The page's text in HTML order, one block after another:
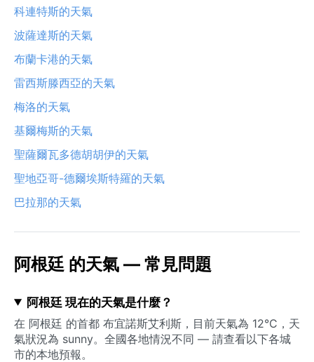
科連特斯的天氣
波薩達斯的天氣
布蘭卡港的天氣
雷西斯滕西亞的天氣
梅洛的天氣
基爾梅斯的天氣
聖薩爾瓦多德胡胡伊的天氣
聖地亞哥-德爾埃斯特羅的天氣
巴拉那的天氣
阿根廷 的天氣 — 常見問題
阿根廷 現在的天氣是什麼？
在 阿根廷 的首都 布宜諾斯艾利斯，目前天氣為 12°C，天
氣狀況為 sunny。全國各地情況不同 — 請查看以下各城
市的本地預報。